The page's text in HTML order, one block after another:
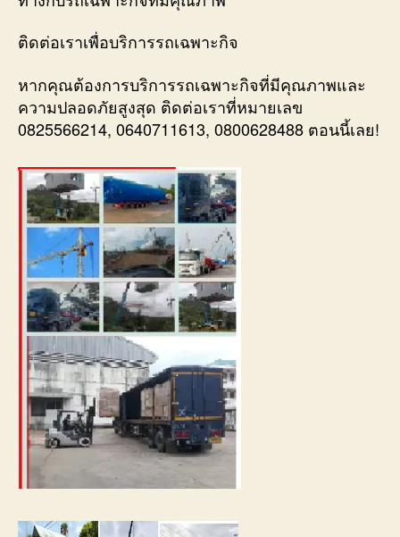
ติดต่อเราเพื่อบริการรถเฉพาะกิจ
หากคุณต้องการบริการรถเฉพาะกิจที่มีคุณภาพและ
ความปลอดภัยสูงสุด ติดต่อเราที่หมายเลข
0825566214, 0640711613, 0800628488 ตอนนี้เลย!